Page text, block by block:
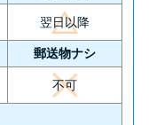
翌日以降
郵送物ナシ
不可